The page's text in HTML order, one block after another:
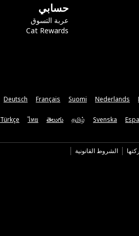
حسابي
عربة التسوق
Cat Rewards
Nederlands
Suomi
Français
Deutsch
Svenska
தமிழ்
తెలుగు
ไทย
Türkçe
الشروط القانونية